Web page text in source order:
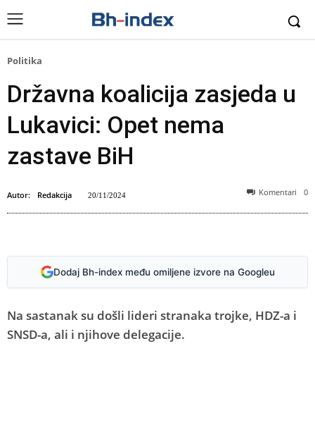
Politika
Državna koalicija zasjeda u
Lukavici: Opet nema
zastave BiH
Autor: Redakcija 20/11/2024 Komentari 0
Dodaj Bh-index među omiljene izvore na Googleu
Na sastanak su došli lideri stranaka trojke, HDZ-a i
SNSD-a, ali i njihove delegacije.